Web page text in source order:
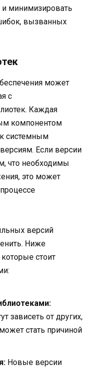
и минимизировать
вызванных
может
с
Каждая
компонентом
системным
Если версии
что необходимы
это может
версий
Ниже
стоит
зависеть от других,
стать причиной
Новые версии